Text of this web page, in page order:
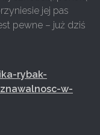
jej pas
pewne – już dziś
rybak-
w-